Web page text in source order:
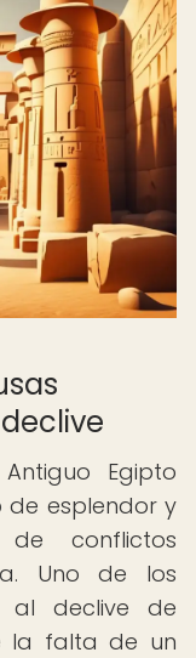
Egipto
de esplendor y
conflictos
Uno de los
al declive de
la falta de un